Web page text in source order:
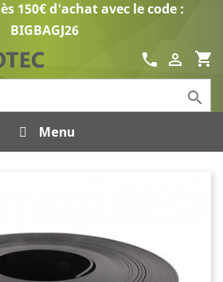
150€ d'achat avec le code :
BIGBAGJ26
shopping_cart

call

Menu